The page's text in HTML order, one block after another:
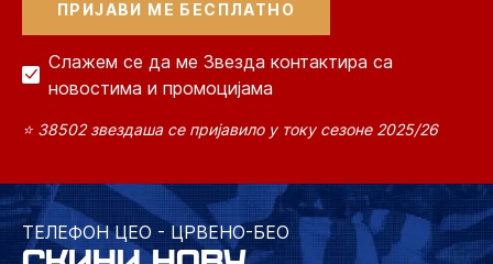
Слажем се да ме Звезда контактира са
новостима и промоцијама
⭐ 38502 звездаша се пријавило у току сезоне 2025/26
ТЕЛЕФОН ЦЕО - ЦРВЕНО-БЕО